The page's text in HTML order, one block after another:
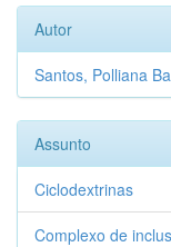
Autor
Santos, Polliana
Assunto
Ciclodextrinas
Complexo de